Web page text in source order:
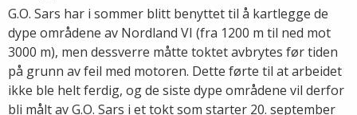
G.O. Sars har i sommer blitt benyttet til å kartlegge de
dype områdene av Nordland VI (fra 1200 m til ned mot
3000 m), men dessverre måtte toktet avbrytes før tiden
på grunn av feil med motoren. Dette førte til at arbeidet
ikke ble helt ferdig, og de siste dype områdene vil derfor
bli målt av G.O. Sars i et tokt som starter 20. september